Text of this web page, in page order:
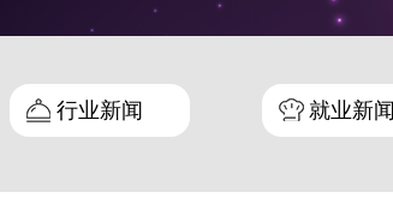
行业新闻 就业新闻